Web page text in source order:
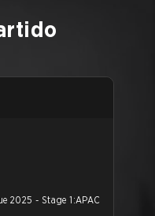
2025 - Stage 1:APAC